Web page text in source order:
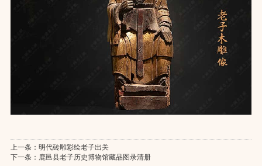
上一条： 明代砖雕彩绘老子出关
下一条： 鹿邑县老子历史博物馆藏品图录清册